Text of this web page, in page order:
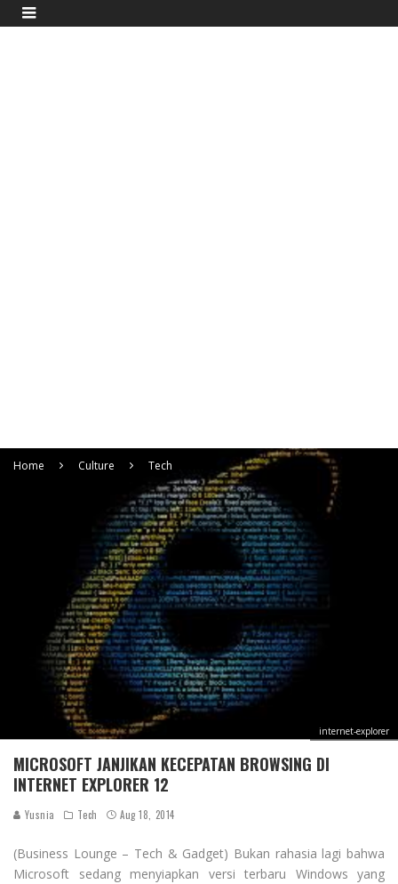
Home Culture Tech
internet-explorer
MICROSOFT JANJIKAN KECEPATAN BROWSING DI
INTERNET EXPLORER 12
Yusnia Tech Aug 18, 2014
(Business Lounge – Tech & Gadget) Bukan rahasia lagi bahwa
Microsoft sedang menyiapkan versi terbaru Windows yang